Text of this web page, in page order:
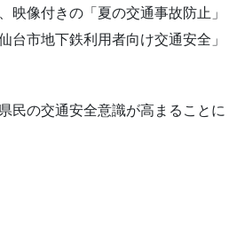
映像付きの「夏の交通事故防止」
台市地下鉄利用者向け交通安全」
民の交通安全意識が高まることに